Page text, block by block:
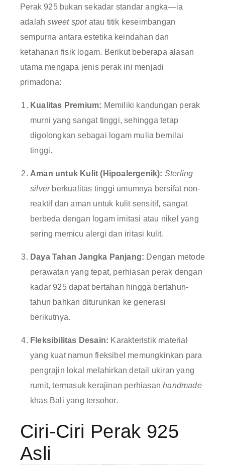
Perak 925 bukan sekadar standar angka—ia
adalahsweet spotatau titik keseimbangan
sempurna antara estetika keindahan dan
ketahanan fisik logam. Berikut beberapa alasan
utama mengapa jenis perak ini menjadi
primadona:
Kualitas Premium: Memiliki kandungan perak
murni yang sangat tinggi, sehingga tetap
digolongkan sebagai logam mulia bernilai
tinggi.
Aman untuk Kulit (Hipoalergenik): Sterling
silverberkualitas tinggi umumnya bersifat non-
reaktif dan aman untuk kulit sensitif, sangat
berbeda dengan logam imitasi atau nikel yang
sering memicu alergi dan iritasi kulit.
Daya Tahan Jangka Panjang: Dengan metode
perawatan yang tepat, perhiasan perak dengan
kadar 925 dapat bertahan hingga bertahun-
tahun bahkan diturunkan ke generasi
berikutnya.
Fleksibilitas Desain: Karakteristik material
yang kuat namun fleksibel memungkinkan para
pengrajin lokal melahirkan detail ukiran yang
rumit, termasuk kerajinan perhiasanhandmade
khas Bali yang tersohor.
Ciri-Ciri Perak 925
Asli